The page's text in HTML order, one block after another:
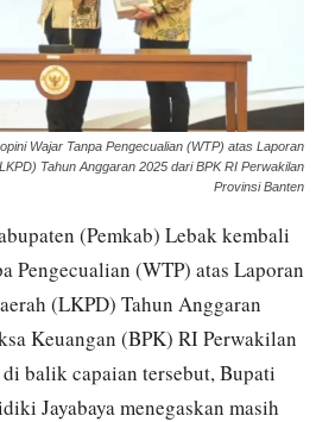
Wajar Tanpa Pengecualian (WTP) atas Laporan
Tahun Anggaran 2025 dari BPK RI Perwakilan
Provinsi Banten
(Pemkab) Lebak kembali
Pengecualian (WTP) atas Laporan
(LKPD) Tahun Anggaran
Keuangan (BPK) RI Perwakilan
balik capaian tersebut, Bupati
Jayabaya menegaskan masih